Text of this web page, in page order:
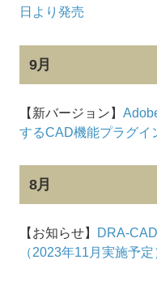
日より発売
9月
【新バージョン】
するCAD機能プラグイ
8月
【お知らせ】
DRA-
（2023年11月実施予定